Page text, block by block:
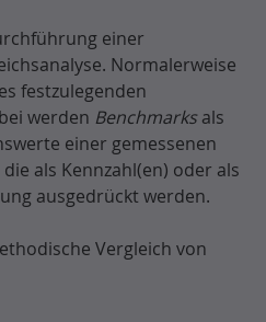
einer
Normalerweise
festzulegenden
werden Benchmarksals
einer gemessenen
als Kennzahl(en) oder als
ausgedrückt werden.
Vergleich von